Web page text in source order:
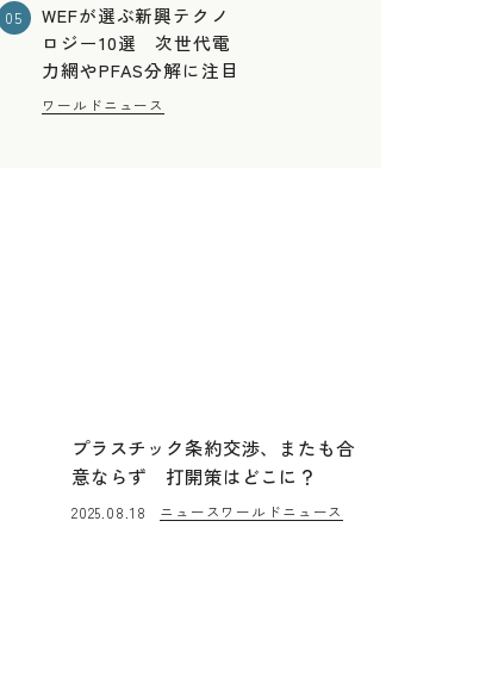
05
WEFが選ぶ新興テクノ
ロジー10選 次世代電
力網やPFAS分解に注目
ワールドニュース
プラスチック条約交渉、またも合
意ならず 打開策はどこに？
2025.08.18 ニュース ワールドニュース